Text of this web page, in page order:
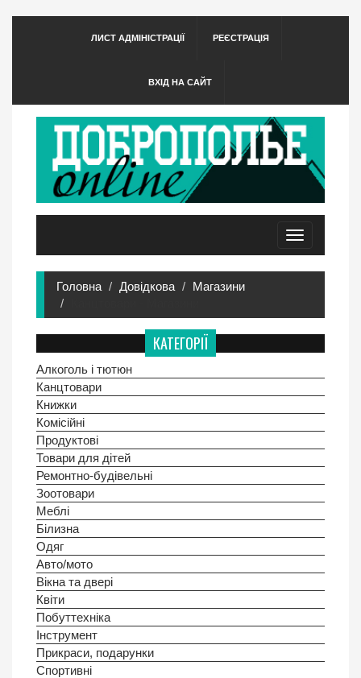
ЛИСТ АДМІНІСТРАЦІЇ РЕЄСТРАЦІЯ
ВХІД НА САЙТ
Toggle
navigation
Головна Довідкова
Магазини
КАТЕГОРІЇ
Алкоголь і тютюн
Канцтовари
Книжки
Комісійні
Продуктовi
Товари для дітей
Ремонтно-будівельнi
Зоотовари
Меблі
Білизна
Одяг
Авто/мото
Вікна та двері
Квіти
Побуттехніка
Інструмент
Прикраси, подарунки
Спортивнi